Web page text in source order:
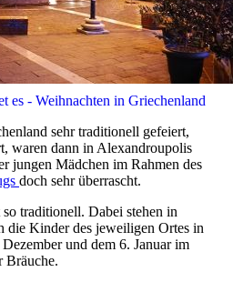
es - Weihnachten in Griechenland
sehr traditionell gefeiert,
waren dann in Alexandroupolis
jungen Mädchen im Rahmen des
doch sehr überrascht.
traditionell. Dabei stehen in
die Kinder des jeweiligen Ortes in
und dem 6. Januar im
Bräuche.